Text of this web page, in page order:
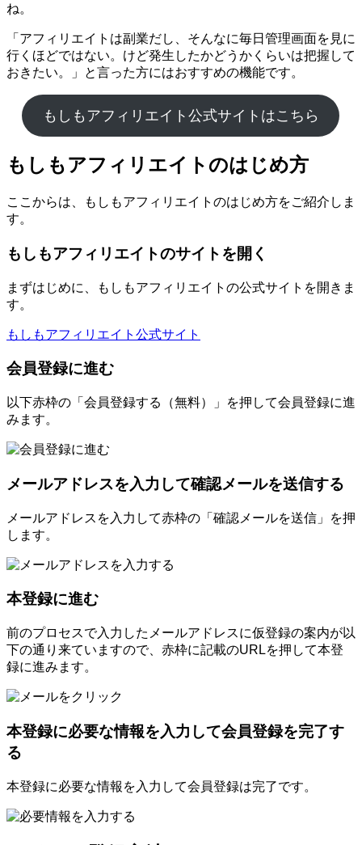
ね。
「アフィリエイトは副業だし、そんなに毎日管理画面を見に
行くほどではない。けど発生したかどうかくらいは把握して
おきたい。」と言った方にはおすすめの機能です。
もしもアフィリエイト公式サイトはこちら
もしもアフィリエイトのはじめ方
ここからは、もしもアフィリエイトのはじめ方をご紹介しま
す。
もしもアフィリエイトのサイトを開く
まずはじめに、もしもアフィリエイトの公式サイトを開きま
す。
もしもアフィリエイト公式サイト
会員登録に進む
以下赤枠の「会員登録する（無料）」を押して会員登録に進
みます。
メールアドレスを入力して確認メールを送信する
メールアドレスを入力して赤枠の「確認メールを送信」を押
します。
本登録に進む
前のプロセスで入力したメールアドレスに仮登録の案内が以
下の通り来ていますので、赤枠に記載のURLを押して本登
録に進みます。
本登録に必要な情報を入力して会員登録を完了す
る
本登録に必要な情報を入力して会員登録は完了です。